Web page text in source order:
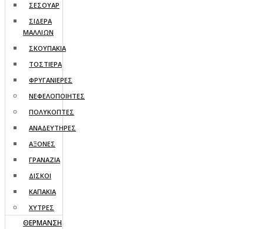
ΣΕΣΟΥΑΡ
ΣΙΔΕΡΑ
ΜΑΛΛΙΩΝ
ΣΚΟΥΠΑΚΙΑ
ΤΟΣΤΙΕΡΑ
ΦΡΥΓΑΝΙΕΡΕΣ
ΝΕΦΕΛΟΠΟΙΗΤΕΣ
ΠΟΛΥΚΟΠΤΕΣ
ΑΝΑΔΕΥΤΗΡΕΣ
ΑΞΟΝΕΣ
ΓΡΑΝΑΖΙΑ
ΔΙΣΚΟΙ
ΚΑΠΑΚΙΑ
ΧΥΤΡΕΣ
ΘΕΡΜΑΝΣΗ